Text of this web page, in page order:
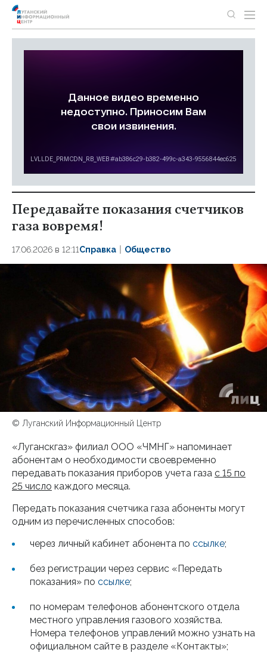
Передавайте показания счетчиков
газа вовремя!
17.06.2026 в 12:11Справка Общество
© Луганский Информационный Центр
«Луганскгаз» филиал ООО «ЧМНГ» напоминает
абонентам о необходимости своевременно
передавать показания приборов учета газа с 15 по
25 число каждого месяца.
Передать показания счетчика газа абоненты могут
одним из перечисленных способов:
через личный кабинет абонента по ссылке;
без регистрации через сервис «Передать
показания» по ссылке;
по номерам телефонов абонентского отдела
местного управления газового хозяйства.
Номера телефонов управлений можно узнать на
официальном сайте в разделе «Контакты»;